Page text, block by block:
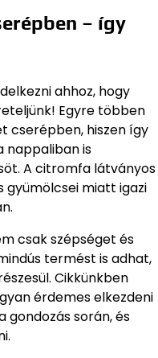
– így
ahhoz, hogy
Egyre többen
cserépben, hiszen így
nappaliban is
A citromfa látványos
gyümölcsei miatt igazi
csak szépséget és
termést is adhat,
Cikkünkben
érdemes elkezdeni
gondozás során, és